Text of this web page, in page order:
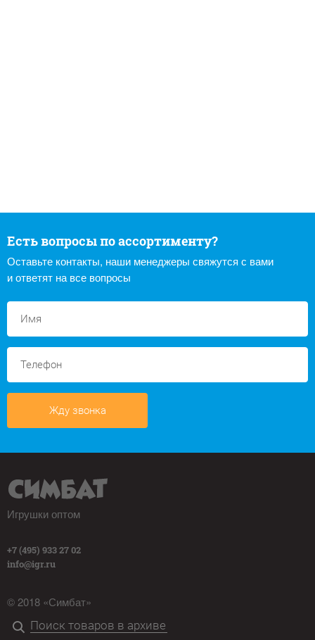
Есть вопросы по ассортименту?
Оставьте контакты, наши менеджеры свяжутся с вами
и ответят на все вопросы
Жду звонка
Игрушки оптом
+7 (495) 933 27 02
info@igr.ru
© 2018 «Симбат»